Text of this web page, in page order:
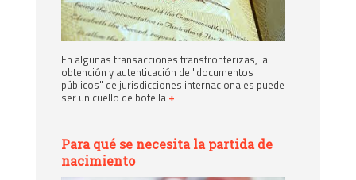
En algunas transacciones transfronterizas, la
obtención y autenticación de "documentos
públicos" de jurisdicciones internacionales puede
ser un cuello de botella +
Para qué se necesita la partida de
nacimiento